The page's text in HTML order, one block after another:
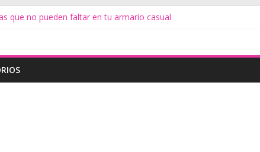
que no pueden faltar en tu armario casual
de alimentos
Minimalista